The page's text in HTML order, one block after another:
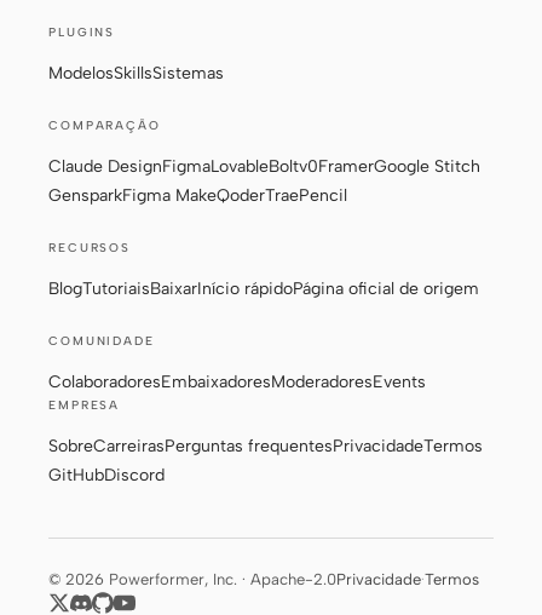
PLUGINS
ModelosSkillsSistemas
COMPARAÇÃO
Claude DesignFigmaLovableBoltv0FramerGoogle Stitch
GensparkFigma MakeQoderTraePencil
RECURSOS
BlogTutoriaisBaixarInício rápidoPágina oficial de origem
COMUNIDADE
ColaboradoresEmbaixadoresModeradoresEvents
EMPRESA
SobreCarreirasPerguntas frequentesPrivacidadeTermos
GitHubDiscord
© 2026 Powerformer, Inc. · Apache-2.0Privacidade·Termos